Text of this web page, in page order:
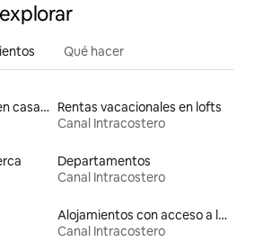
Qué hacer
Rentas vacacionales en casas con inodoro de altura accesible Rentas vacacionales en lofts
Canal Intracostero
Departamentos
Canal Intracostero
Alojamientos con acceso a las pistas de esquí
Canal Intracostero